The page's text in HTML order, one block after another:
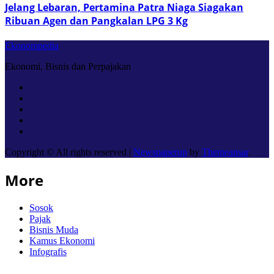
Jelang Lebaran, Pertamina Patra Niaga Siagakan
Ribuan Agen dan Pangkalan LPG 3 Kg
Ekonompedia
Ekonomi, Bisnis dan Perpajakan
Copyright © All rights reserved | Newspaperup by Themeansar.
More
Sosok
Pajak
Bisnis Muda
Kamus Ekonomi
Infografis